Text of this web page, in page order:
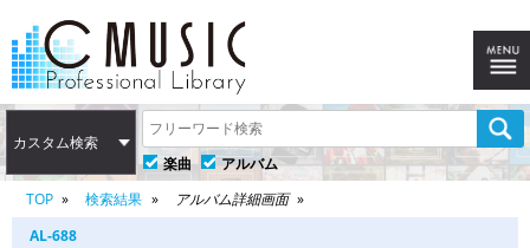
カスタム検索
楽曲
アルバム
TOP
検索結果
アルバム詳細画面
AL-688